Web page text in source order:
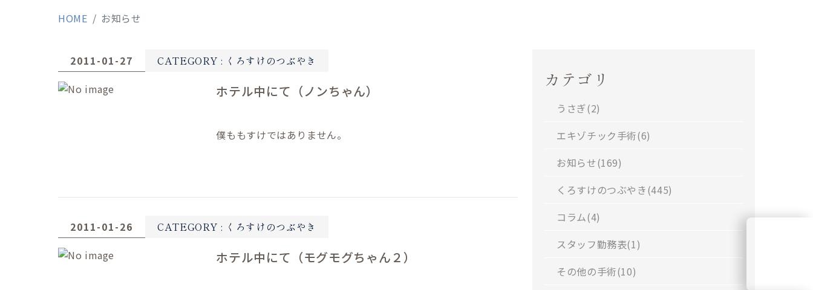
HOME お知らせ
2011-01-27 CATEGORY : くろすけのつぶやき
ホテル中にて（ノンちゃん）
僕ももすけではありません。
2011-01-26 CATEGORY : くろすけのつぶやき
ホテル中にて（モグモグちゃん２）
カテゴリ
うさぎ(2)
エキゾチック手術(6)
お知らせ(169)
くろすけのつぶやき(445)
コラム(4)
スタッフ勤務表(1)
その他の手術(10)